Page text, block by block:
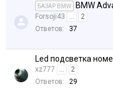
БАЗАР BMW BMW
Forsoji43 ...
2
Ответов:
37
Led подсветка
xz777 ...
2
Ответов:
29